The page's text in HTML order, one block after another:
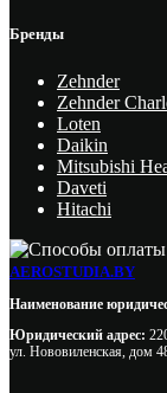
Бренды
Zehnder
Zehnder
Loten
Daikin
Mitsubishi
Daveti
Hitachi
AEROSTUDIA.BY
Наименование
Юридический адрес:
ул. Нововиленская, дом